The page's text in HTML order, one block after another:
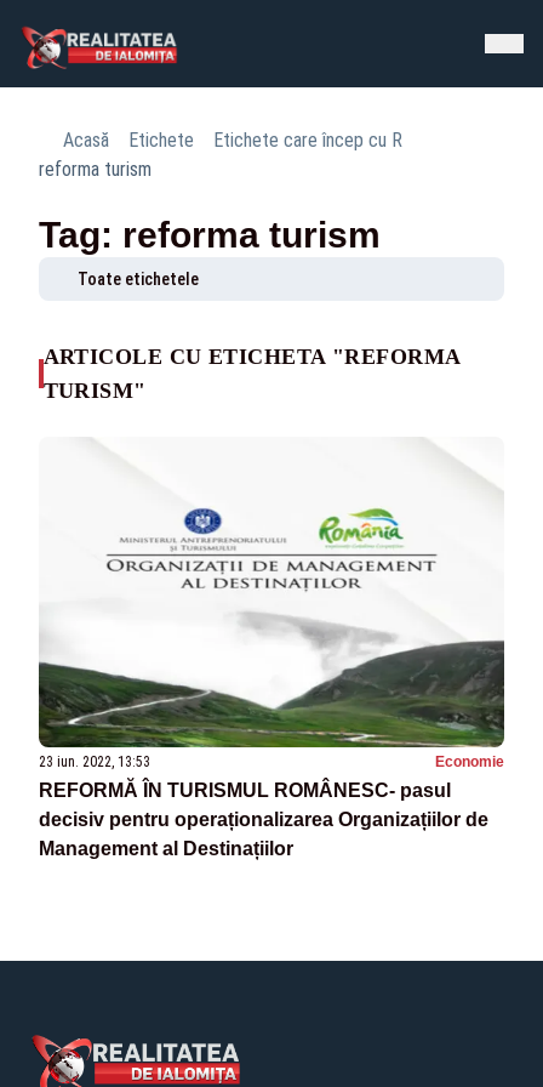
Acasă Etichete
Etichete care încep cu R
reforma turism
Tag: reforma turism
Toate etichetele
ARTICOLE CU ETICHETA "REFORMA
TURISM"
23 iun. 2022, 13:53 Economie
REFORMĂ ÎN TURISMUL ROMÂNESC- pasul
decisiv pentru operaționalizarea Organizațiilor de
Management al Destinațiilor